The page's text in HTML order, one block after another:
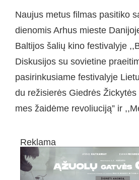
Naujus metus filmas pasitiko
dienomis Arhus mieste
Baltijos šalių kino festivalyje
Diskusijos su sovietine
pasirinkusiame festivalyje
du režisierės Giedrės
mes žaidėme revoliuciją” ir
Reklama